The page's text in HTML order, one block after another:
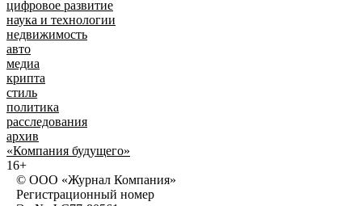
цифровое развитие
наука и технологии
недвижимость
авто
медиа
крипта
стиль
политика
расследования
архив
«Компания будущего»
16+
© ООО «Журнал Компания»
Регистрационный номер